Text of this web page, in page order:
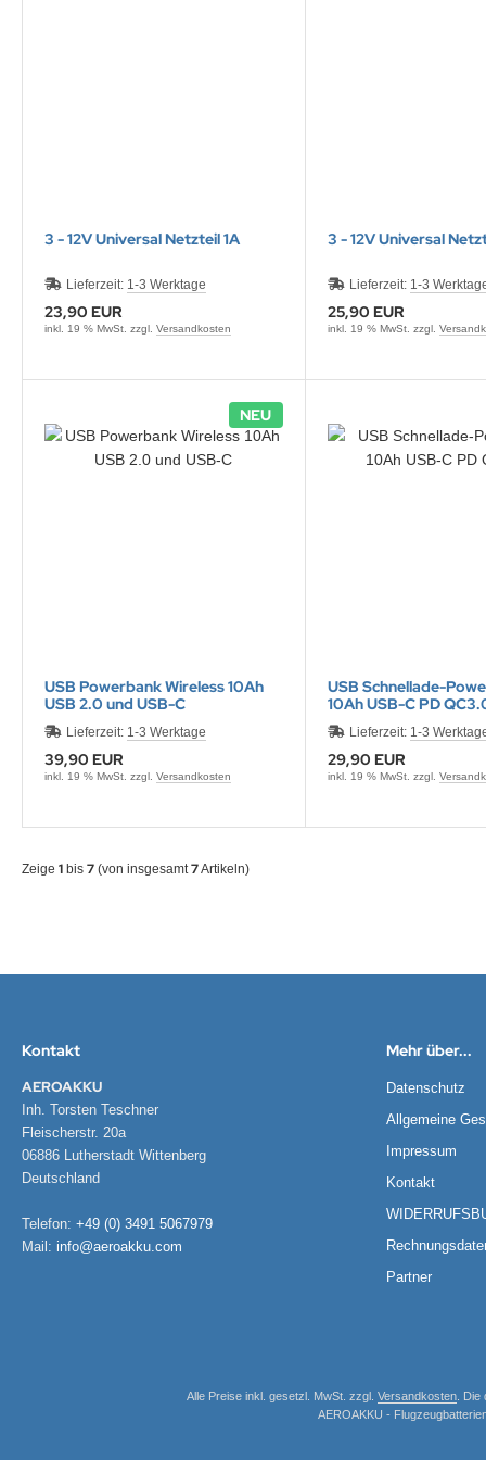
3 - 12V Universal Netzteil 1A
Lieferzeit: 1-3 Werktage
23,90 EUR
inkl. 19 % MwSt. zzgl. Versandkosten
3 - 12V Universal
Lieferzeit: 1-3
25,90 EUR
inkl. 19 % MwSt. zzgl.
NEU
USB Powerbank Wireless 10Ah
USB 2.0 und USB-C
Lieferzeit: 1-3 Werktage
39,90 EUR
inkl. 19 % MwSt. zzgl. Versandkosten
USB Schnellade-
10Ah USB-C PD
Lieferzeit: 1-3
29,90 EUR
inkl. 19 % MwSt. zzgl.
Zeige 1 bis 7 (von insgesamt 7Artikeln)
Kontakt
AEROAKKU
Inh. Torsten Teschner
Fleischerstr. 20a
06886 Lutherstadt Wittenberg
Deutschland
Telefon: +49 (0) 3491 5067979
Mail: info@aeroakku.com
Mehr über...
Datenschutz
Allgemeine
Impressum
Kontakt
Partner
Alle Preise inkl. gesetzl. MwSt. zzgl. Versandkosten .
AEROAKKU -